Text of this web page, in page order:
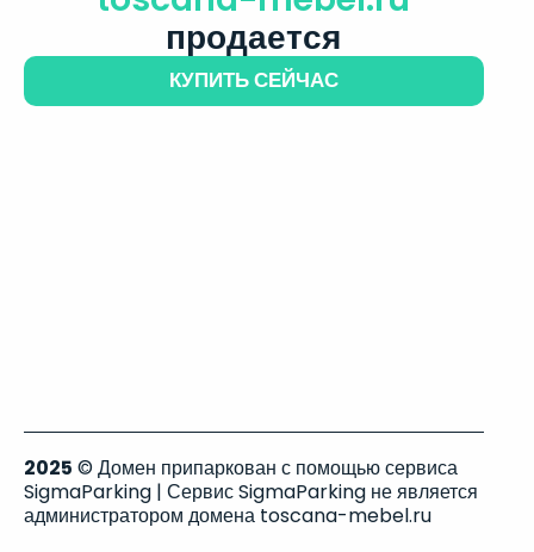
продается
КУПИТЬ СЕЙЧАС
2025 © Домен припаркован с помощью сервиса
SigmaParking | Сервис SigmaParking не является
администратором домена toscana-mebel.ru